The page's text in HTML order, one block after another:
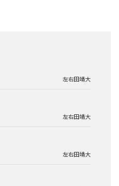
左右田靖大
左右田靖大
左右田靖大